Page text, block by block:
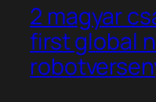
2 magyar
first global